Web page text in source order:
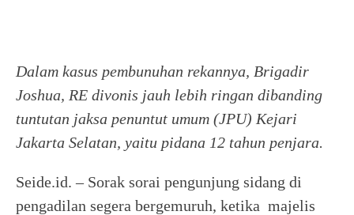
Dalam kasus pembunuhan rekannya, Brigadir
Joshua, RE divonis jauh lebih ringan dibanding
tuntutan jaksa penuntut umum (JPU) Kejari
Jakarta Selatan, yaitu pidana 12 tahun penjara.
Seide.id. – Sorak sorai pengunjung sidang di
pengadilan segera bergemuruh, ketika majelis